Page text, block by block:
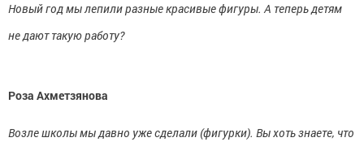
Новый год мы лепили разные красивые фигуры. А теперь детям
не дают такую работу?
Роза Ахметзянова
Возле школы мы давно уже сделали (фигурки). Вы хоть знаете, что